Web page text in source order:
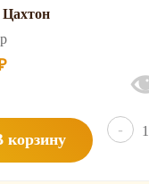
Цахтон
-
корзину